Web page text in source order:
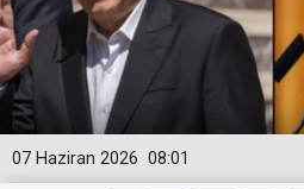
08:01
07 Haziran 2026